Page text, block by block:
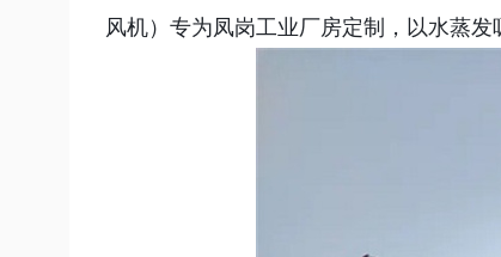
风机）专为凤岗工业厂房定制，以水蒸